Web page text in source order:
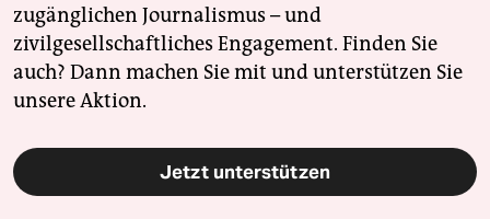
zugänglichen Journalismus – und
zivilgesellschaftliches Engagement. Finden Sie
auch? Dann machen Sie mit und unterstützen Sie
unsere Aktion.
Jetzt unterstützen